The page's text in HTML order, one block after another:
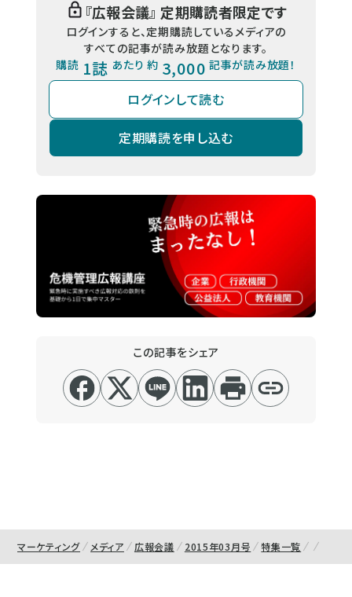
『広報会議』 定期購読者限定です
ログインすると、定期購読しているメディアの
すべての記事が読み放題となります。
購読 1誌 あたり 約 3,000 記事が読み放題！
ログインして読む
定期購読を申し込む
この記事をシェア
マーケティング メディア 広報会議 2015年03月号 特集一覧